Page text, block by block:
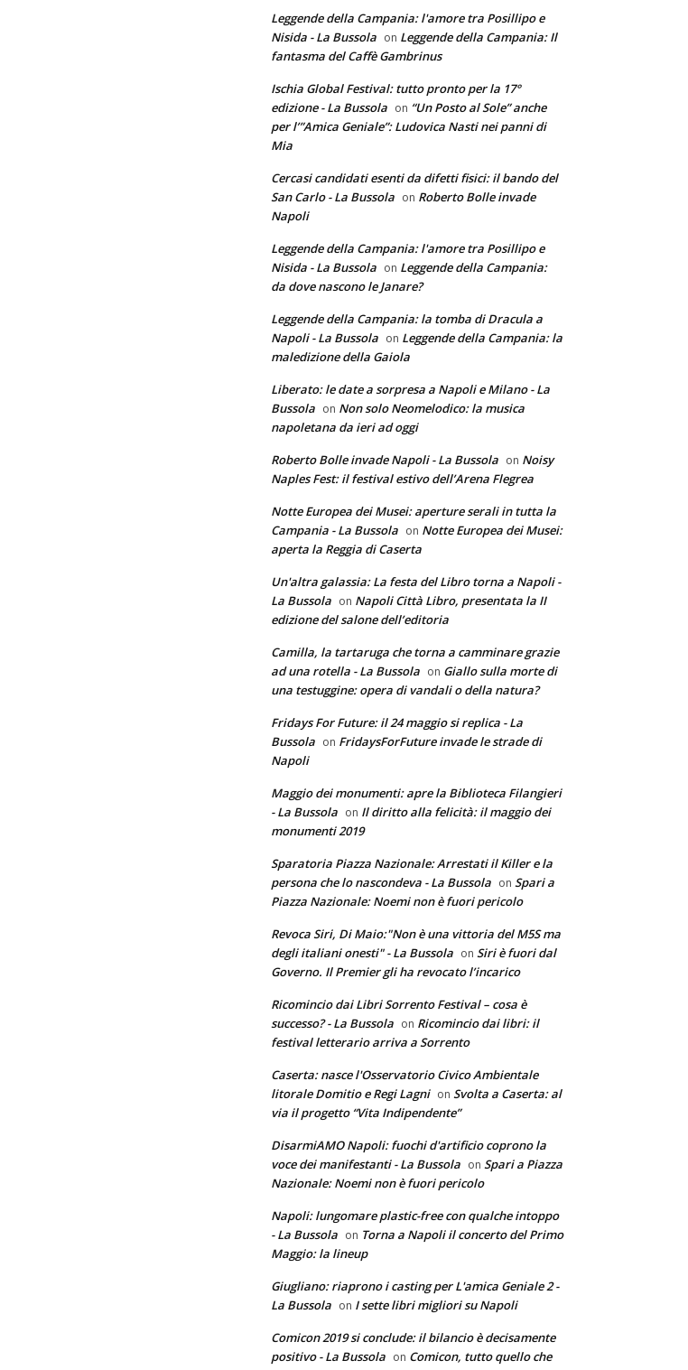
Leggende della Campania: l'amore tra Posillipo e
Nisida - La Bussola on Leggende della Campania: Il
fantasma del Caffè Gambrinus
Ischia Global Festival: tutto pronto per la 17°
edizione - La Bussola on “Un Posto al Sole” anche
per l’”Amica Geniale”: Ludovica Nasti nei panni di
Mia
Cercasi candidati esenti da difetti fisici: il bando del
San Carlo - La Bussola on Roberto Bolle invade
Napoli
Leggende della Campania: l'amore tra Posillipo e
Nisida - La Bussola on Leggende della Campania:
da dove nascono le Janare?
Leggende della Campania: la tomba di Dracula a
Napoli - La Bussola on Leggende della Campania: la
maledizione della Gaiola
Liberato: le date a sorpresa a Napoli e Milano - La
Bussola on Non solo Neomelodico: la musica
napoletana da ieri ad oggi
Roberto Bolle invade Napoli - La Bussola on Noisy
Naples Fest: il festival estivo dell’Arena Flegrea
Notte Europea dei Musei: aperture serali in tutta la
Campania - La Bussola on Notte Europea dei Musei:
aperta la Reggia di Caserta
Un'altra galassia: La festa del Libro torna a Napoli -
La Bussola on Napoli Città Libro, presentata la II
edizione del salone dell’editoria
Camilla, la tartaruga che torna a camminare grazie
ad una rotella - La Bussola on Giallo sulla morte di
una testuggine: opera di vandali o della natura?
Fridays For Future: il 24 maggio si replica - La
Bussola on FridaysForFuture invade le strade di
Napoli
Maggio dei monumenti: apre la Biblioteca Filangieri
- La Bussola on Il diritto alla felicità: il maggio dei
monumenti 2019
Sparatoria Piazza Nazionale: Arrestati il Killer e la
persona che lo nascondeva - La Bussola on Spari a
Piazza Nazionale: Noemi non è fuori pericolo
Revoca Siri, Di Maio:"Non è una vittoria del M5S ma
degli italiani onesti" - La Bussola on Siri è fuori dal
Governo. Il Premier gli ha revocato l’incarico
Ricomincio dai Libri Sorrento Festival – cosa è
successo? - La Bussola on Ricomincio dai libri: il
festival letterario arriva a Sorrento
Caserta: nasce l'Osservatorio Civico Ambientale
litorale Domitio e Regi Lagni on Svolta a Caserta: al
via il progetto “Vita Indipendente”
DisarmiAMO Napoli: fuochi d'artificio coprono la
voce dei manifestanti - La Bussola on Spari a Piazza
Nazionale: Noemi non è fuori pericolo
Napoli: lungomare plastic-free con qualche intoppo
- La Bussola on Torna a Napoli il concerto del Primo
Maggio: la lineup
Giugliano: riaprono i casting per L'amica Geniale 2 -
La Bussola on I sette libri migliori su Napoli
Comicon 2019 si conclude: il bilancio è decisamente
positivo - La Bussola on Comicon, tutto quello che